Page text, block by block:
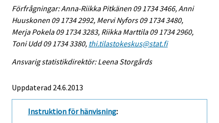
Förfrågningar: Anna-Riikka Pitkänen 09 1734 3466, Anni
Huuskonen 09 1734 2992, Mervi Nyfors 09 1734 3480,
Merja Pokela 09 1734 3283, Riikka Marttila 09 1734 2960,
Toni Udd 09 1734 3380, thi.tilastokeskus@stat.fi
Ansvarig statistikdirektör: Leena Storgårds
Uppdaterad 24.6.2013
Instruktion för hänvisning: